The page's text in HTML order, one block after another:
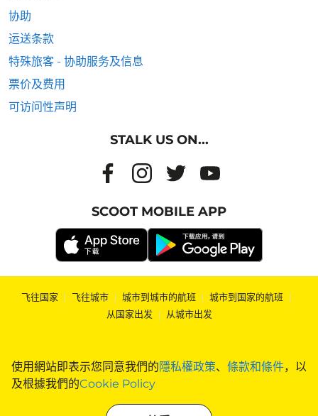
使用網站即表示您同意我們的隱私權政策、 條款和條件，以
及根據我們的Cookie Policy
协助
运送条款
特殊旅客 - 协助服务及信息
票价及费用
可访问性声明
STALK US ON...
SCOOT MOBILE APP
飞往国家 | 飞往城市 | 城市到城市的航班 | 城市到国家的航班 |
从国家出发 | 从城市出发